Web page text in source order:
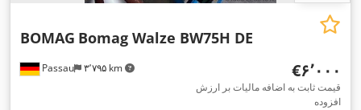
Passau ۳٬۷۹۵ km
BOMAG Bomag Walze BW75H DE
‎€۶٬۰۰۰
قیمت ثابت به اضافه مالیات بر ارزش
افزوده